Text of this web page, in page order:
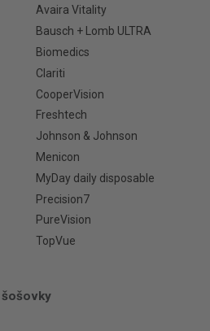
Avaira Vitality
Bausch + Lomb ULTRA
Biomedics
Clariti
CooperVision
Freshtech
Johnson & Johnson
Menicon
MyDay daily disposable
Precision7
PureVision
TopVue